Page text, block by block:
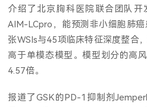
介绍了北京胸科医院联合团队
AIM-LCpro，能预测非小细胞肺
张WSIs与45项临床特征深度整合
高于单模态模型。模型划分的高
4.57倍。
报道了GSK的PD-1抑制剂